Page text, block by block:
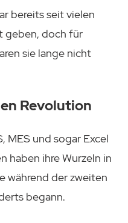
bereits seit vielen
geben, doch für
sie lange nicht
Revolution
MES und sogar Excel
haben ihre Wurzeln in
während der zweiten
begann.